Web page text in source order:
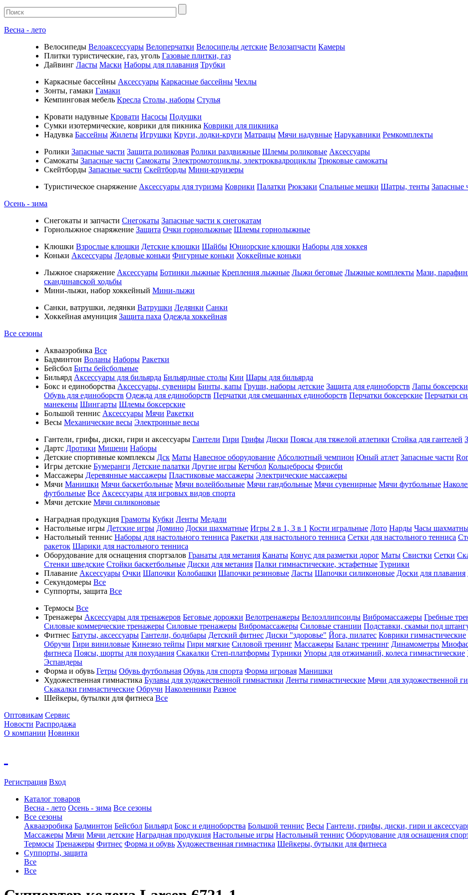
Весна - лето
Велосипеды Велоаксессуары Велоперчатки Велосипеды детские Велозапчасти Камеры
Плитки туристические, газ, уголь Газовые плитки, газ
Дайвинг Ласты Маски Наборы для плавания Трубки
Каркасные бассейны Аксессуары Каркасные бассейны Чехлы
Зонты, гамаки Гамаки
Кемпинговая мебель Кресла Столы, наборы Стулья
Кровати надувные Кровати Насосы Подушки
Cумки изотермические, коврики для пикника Коврики для пикника
Надувка Бассейны Жилеты Игрушки Круги, лодки-круги Матрацы Мячи надувные Нарукавники Ремкомплекты
Ролики Запасные части Защита роликовая Ролики раздвижные Шлемы роликовые Аксессуары
Самокаты Запасные части Самокаты Электромотоциклы, электроквадроциклы Трюковые самокаты
Скейтборды Запасные части Скейтборды Мини-круизеры
Туристическое снаряжение Аксессуары для туризма Коврики Палатки Рюкзаки Спальные мешки Шатры, тенты Запасные
Осень - зима
Cнегокаты и запчасти Снегокаты Запасные части к снегокатам
Горнолыжное снаряжение Защита Очки горнолыжные Шлемы горнолыжные
Клюшки Взрослые клюшки Детские клюшки Шайбы Юниорские клюшки Наборы для хоккея
Коньки Аксессуары Ледовые коньки Фигурные коньки Хоккейные коньки
Лыжное снаряжение Аксессуары Ботинки лыжные Крепления лыжные Лыжи беговые Лыжные комплекты Мази,
скандинавской ходьбы
Мини-лыжи, набор хоккейный Мини-лыжи
Санки, ватрушки, ледянки Ватрушки Ледянки Санки
Хоккейная амуниция Защита паха Одежда хоккейная
Все сезоны
Аквааэробика Все
Бадминтон Воланы Наборы Ракетки
Бейсбол Биты бейсбольные
Бильярд Аксессуары для бильярда Бильярдные столы Кии Шары для бильярда
Бокс и единоборства Аксессуары, сувениры Бинты, капы Груши, наборы детские Защита для единоборств Лапы
Обувь для единоборств Одежда для единоборств Перчатки для смешанных единоборств Перчатки боксерские Перчатки
манекены Шингарты Шлемы боксерские
Большой теннис Аксессуары Мячи Ракетки
Весы Механические весы Электронные весы
Гантели, грифы, диски, гири и аксессуары Гантели Гири Грифы Диски Поясы для тяжелой атлетики Стойка для гантелей
Дартс Дротики Мишени Наборы
Детские спортивные комплексы Дск Маты Навесное оборудование Абсолютный чемпион Юный атлет Запасные части
Игры детские Бумеранги Детские палатки Другие игры Кетчбол Кольцебросы Фрисби
Массажеры Деревянные массажеры Пластиковые массажеры Электрические массажеры
Мячи Манишки Мячи баскетбольные Мячи волейбольные Мячи гандбольные Мячи сувенирные Мячи футбольные
футбольные Все Аксессуары для игровых видов спорта
Мячи детские Мячи силиконовые
Наградная продукция Грамоты Кубки Ленты Медали
Настольные игры Детские игры Домино Доски шахматные Игры 2 в 1, 3 в 1 Кости игральные Лото Нарды Часы
Настольный теннис Наборы для настольного тенниса Ракетки для настольного тенниса Сетки для настольного тенниса
ракеток Шарики для настольного тенниса
Оборудование для оснащения спортзалов Гранаты для метания Канаты Конус для разметки дорог Маты Свистки Сетки
Стенки шведские Стойки баскетбольные Диски для метания Палки гимнастические, эстафетные Турники
Плавание Аксессуары Очки Шапочки Колобашки Шапочки резиновые Ласты Шапочки силиконовые Доски для плавания
Секундомеры Все
Суппорты, защита Все
Термосы Все
Тренажеры Аксессуары для тренажеров Беговые дорожки Велотренажеры Велоэллипсоиды Вибромассажеры Гребные
Силовые коммерческие тренажеры Силовые тренажеры Вибромассажеры Силовые станции Подставки, скамьи под
Фитнес Батуты, аксессуары Гантели, бодибары Детский фитнес Диски "здоровье" Йога, пилатес Коврики гимнастические
Обручи Гири виниловые Кинезио тейпы Гири мягкие Силовой тренинг Массажеры Баланс тренинг Динамометры
фитнеса Поясы, шорты для похудания Скакалки Степ-платформы Турники Упоры для отжиманий, колеса гимнастические
Эспандеры
Форма и обувь Гетры Обувь футбольная Обувь для спорта Форма игровая Манишки
Художественная гимнастика Булавы для художественной гимнастики Ленты гимнастические Мячи для художественной
Скакалки гимнастические Обручи Наколенники Разное
Шейкеры, бутылки для фитнеса Все
Оптовикам Сервис
Новости Распродажа
О компании Новинки
Регистрация Вход
Каталог товаров
Весна - лето Осень - зима Все сезоны
Все сезоны
Аквааэробика Бадминтон Бейсбол Бильярд Бокс и единоборства Большой теннис Весы Гантели, грифы, диски, гири и
Массажеры Мячи Мячи детские Наградная продукция Настольные игры Настольный теннис Оборудование для оснащения
Термосы Тренажеры Фитнес Форма и обувь Художественная гимнастика Шейкеры, бутылки для фитнеса
Суппорты, защита
Все
Все